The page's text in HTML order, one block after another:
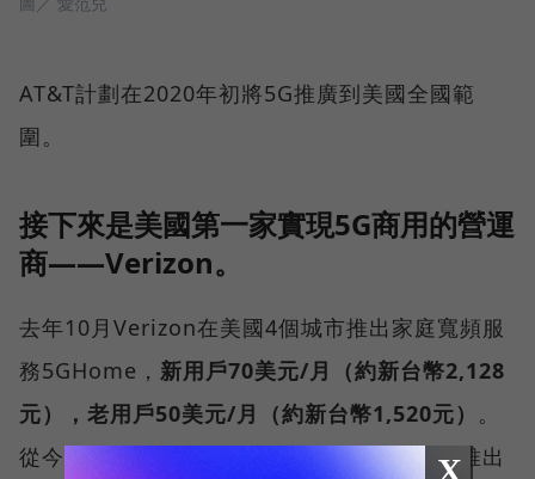
AT&T計劃在2020年初將5G推廣到美國全國範
圍。
接下來是美國第一家實現5G商用的營運
商——Verizon。
去年10月Verizon在美國4個城市推出家庭寬頻服
務5GHome， 新用戶70美元/月（約新台幣2,128
元），老用戶50美元/月（約新台幣1,520元） 。
從今年4月初開始，Verizon在全美15座城市推出
X